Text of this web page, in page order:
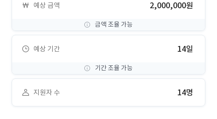
예상 금액 2,000,000원
금액 조율 가능
예상 기간 14일
기간 조율 가능
지원자 수 14명